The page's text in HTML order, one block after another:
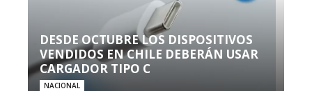
DESDE OCTUBRE LOS DISPOSITIVOS
VENDIDOS EN CHILE DEBERÁN USAR
CARGADOR TIPO C
NACIONAL